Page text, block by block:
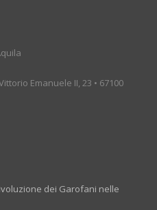
Emanuele II, 23 • 67100
dei Garofani nelle